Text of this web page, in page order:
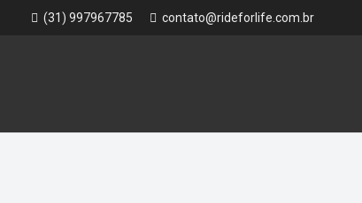
(31) 997967785 contato@rideforlife.com.br